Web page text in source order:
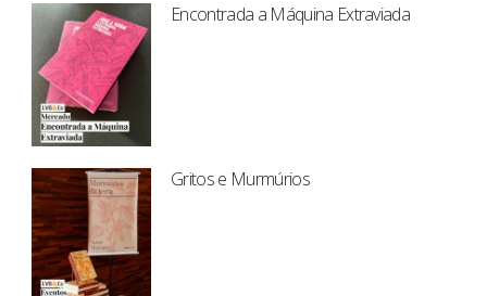
Encontrada a Máquina Extraviada
Gritos e Murmúrios